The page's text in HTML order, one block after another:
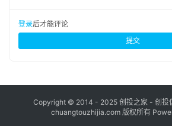
登录后才能评论
提交
Copyright © 2014 - 2025 创投之家 - 创投
chuangtouzhijia.com 版权所有